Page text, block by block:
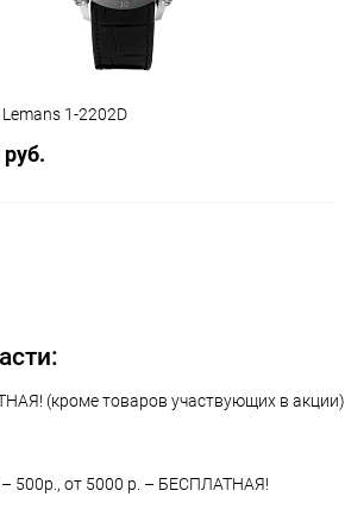
1-2202D
(кроме товаров участвующих в акции)
– 500р., от 5000 р. – БЕСПЛАТНАЯ!